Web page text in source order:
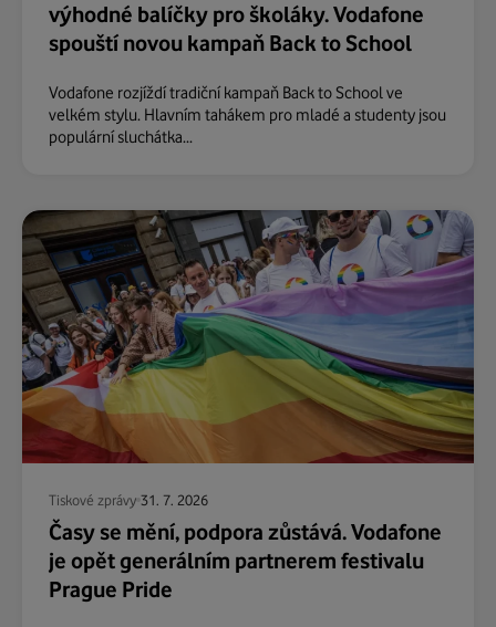
výhodné balíčky pro školáky. Vodafone
spouští novou kampaň Back to School
Vodafone rozjíždí tradiční kampaň Back to School ve
velkém stylu. Hlavním tahákem pro mladé a studenty jsou
populární sluchátka...
Tiskové zprávy 31. 7. 2026
Časy se mění, podpora zůstává. Vodafone
je opět generálním partnerem festivalu
Prague Pride